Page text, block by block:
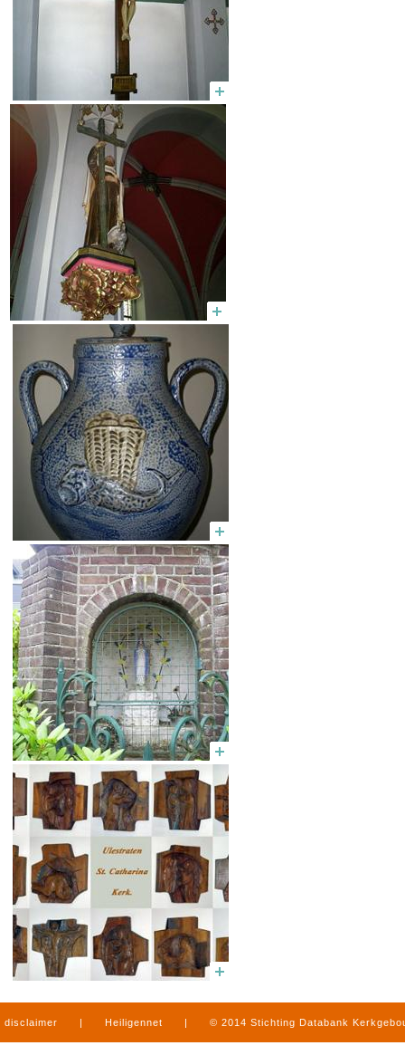
disclaimer | Heiligennet | © 2014 Stichting Databank